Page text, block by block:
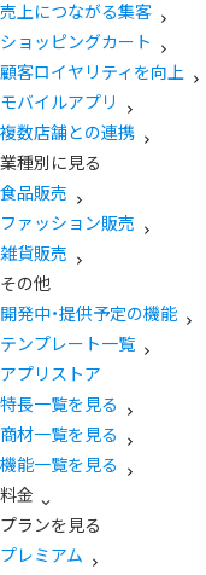
売上につながる集客
ショッピングカート
顧客ロイヤリティを向上
モバイルアプリ
複数店舗との連携
業種別に見る
食品販売
ファッション販売
雑貨販売
その他
開発中・提供予定の機能
テンプレート一覧
アプリストア
特長一覧を見る
商材一覧を見る
機能一覧を見る
料金
プランを見る
プレミアム